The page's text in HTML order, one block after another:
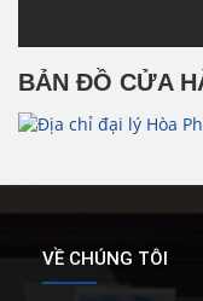
BẢN ĐỒ CỬA
VỀ CHÚNG TÔI